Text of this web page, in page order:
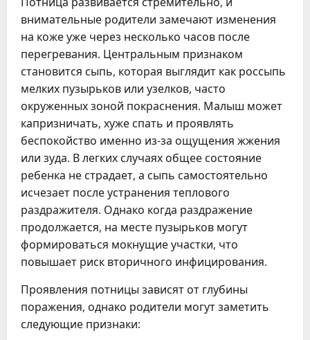
внимательные родители замечают изменения
на коже уже через несколько часов после
перегревания. Центральным признаком
становится сыпь, которая выглядит как россыпь
мелких пузырьков или узелков, часто
окруженных зоной покраснения. Малыш может
капризничать, хуже спать и проявлять
беспокойство именно из-за ощущения жжения
или зуда. В легких случаях общее состояние
ребенка не страдает, а сыпь самостоятельно
исчезает после устранения теплового
раздражителя. Однако когда раздражение
продолжается, на месте пузырьков могут
формироваться мокнущие участки, что
повышает риск вторичного инфицирования.
Проявления потницы зависят от глубины
поражения, однако родители могут заметить
следующие признаки: